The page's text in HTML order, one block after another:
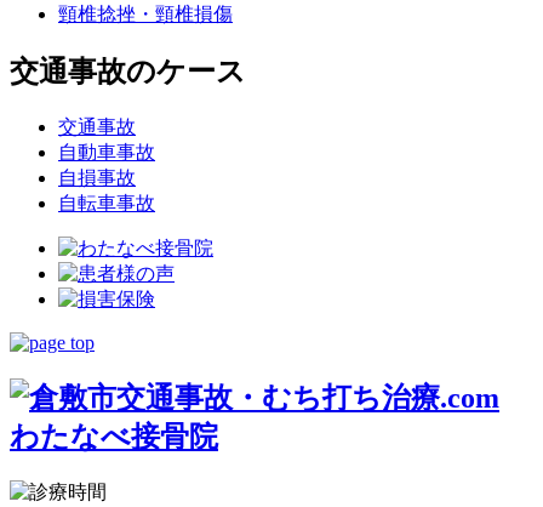
頸椎捻挫・頸椎損傷
交通事故のケース
交通事故
自動車事故
自損事故
自転車事故